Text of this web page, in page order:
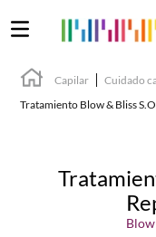
Capilar Cuidado
Tratamiento Blow & Bliss